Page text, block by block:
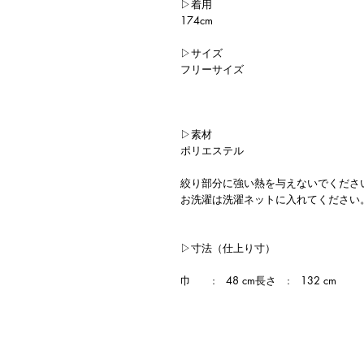
▷着用
174cm
▷サイズ
フリーサイズ
▷素材
ポリエステル
絞り部分に強い熱を与えないでくださ
お洗濯は洗濯ネットに入れてください。
▷寸法（仕上り寸）
巾 : 48 cm長さ : 132 cm